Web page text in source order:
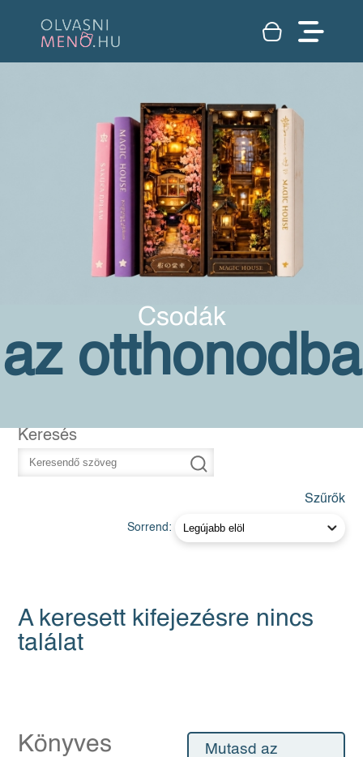
Csodák
az otthonodba
Keresés
Szűrők
Sorrend:
A keresett kifejezésre nincs
találat
Könyves
Mutasd az